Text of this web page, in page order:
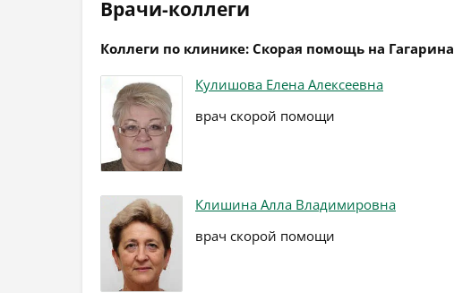
Врачи-коллеги
Коллеги по клинике: Скорая помощь на Гагарина
Кулишова Елена Алексеевна
врач скорой помощи
Клишина Алла Владимировна
врач скорой помощи